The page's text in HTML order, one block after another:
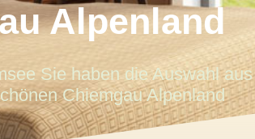
Alpenland
Sie haben die Auswahl
Chiemgau Alpenland